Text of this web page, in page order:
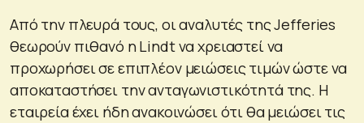
Από την πλευρά τους, οι αναλυτές της Jefferies
θεωρούν πιθανό η Lindt να χρειαστεί να
προχωρήσει σε επιπλέον μειώσεις τιμών ώστε να
αποκαταστήσει την ανταγωνιστικότητά της. Η
εταιρεία έχει ήδη ανακοινώσει ότι θα μειώσει τις